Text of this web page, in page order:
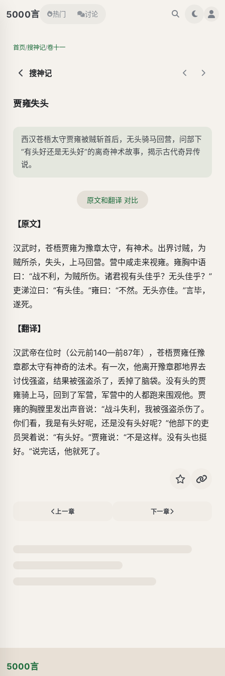
5000言 热门 讨论
首页/搜神记/卷十一
搜神记
贾雍失头
西汉苍梧太守贾雍被贼斩首后，无头骑马回营，问部下
“有头好还是无头好”的离奇神术故事，揭示古代奇异传
说。
原文和翻译 对比
【原文】
汉武时，苍梧贾雍为豫章太守，有神术。出界讨贼，为
贼所杀，失头，上马回营。营中咸走来视雍。雍胸中语
曰：“战不利，为贼所伤。诸君视有头佳乎？无头佳乎？”
吏涕泣曰：“有头佳。”雍曰：“不然。无头亦佳。”言毕，
遂死。
【翻译】
汉武帝在位时（公元前140—前87年），苍梧贾雍任豫
章郡太守有神奇的法术。有一次，他离开豫章郡地界去
讨伐强盗，结果被强盗杀了，丢掉了脑袋。没有头的贾
雍骑上马，回到了军营，军营中的人都跑来围观他。贾
雍的胸膛里发出声音说：“战斗失利，我被强盗杀伤了。
你们看，我是有头好呢，还是没有头好呢？”他部下的吏
员哭着说：“有头好。”贾雍说：“不是这样。没有头也挺
好。”说完话，他就死了。
上一章 下一章
5000言